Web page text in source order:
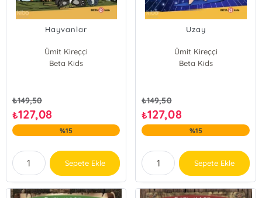
Hayvanlar
Ümit Kireççi
Beta Kids
₺149,50
₺127,08
%15
Sepete Ekle
Uzay
Ümit Kireççi
Beta Kids
₺149,50
₺127,08
%15
Sepete Ekle